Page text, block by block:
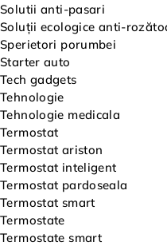
Solutii anti-pasari
Soluții ecologice anti-
Sperietori porumbei
Starter auto
Tech gadgets
Tehnologie
Tehnologie medicala
Termostat
Termostat ariston
Termostat inteligent
Termostat pardoseala
Termostat smart
Termostate
Termostate smart